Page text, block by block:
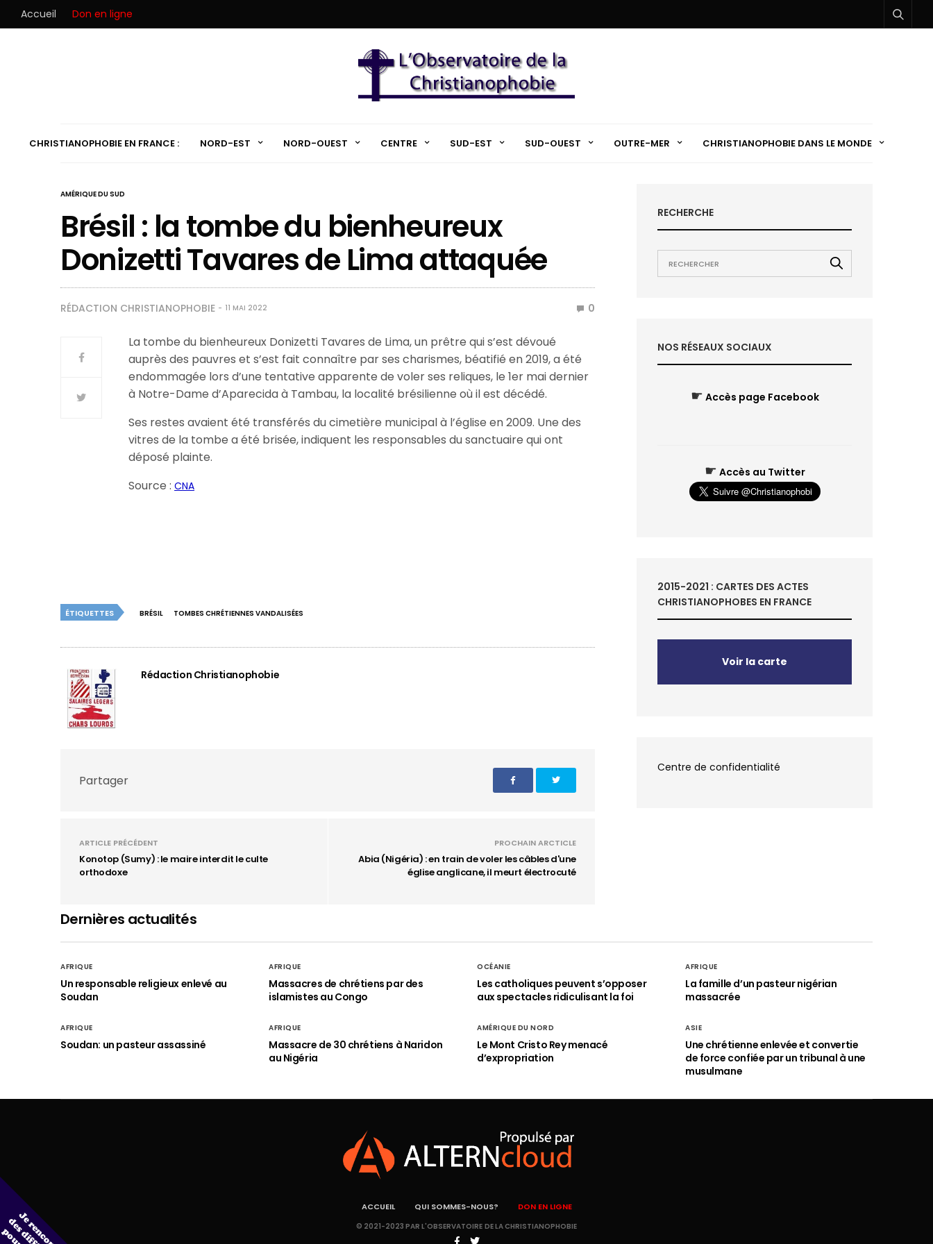
Accueil Don en ligne
CHRISTIANOPHOBIE EN FRANCE : NORD-EST NORD-OUEST CENTRE SUD-EST SUD-OUEST OUTRE-MER CHRISTIANOPHOBIE DANS LE MONDE
AMÉRIQUE DU SUD
Brésil : la tombe du bienheureux
Donizetti Tavares de Lima attaquée
RÉDACTION CHRISTIANOPHOBIE 11 MAI 2022 0
La tombe du bienheureux Donizetti Tavares de Lima, un prêtre qui s’est dévoué
auprès des pauvres et s’est fait connaître par ses charismes, béatifié en 2019, a été
endommagée lors d’une tentative apparente de voler ses reliques, le 1er mai dernier
à Notre-Dame d’Aparecida à Tambau, la localité brésilienne où il est décédé.
Ses restes avaient été transférés du cimetière municipal à l’église en 2009. Une des
vitres de la tombe a été brisée, indiquent les responsables du sanctuaire qui ont
déposé plainte.
Source :CNA
ÉTIQUETTES BRÉSIL TOMBES CHRÉTIENNES VANDALISÉES
Rédaction Christianophobie
Partager
ARTICLE PRÉCÉDENT
Konotop (Sumy) : le maire interdit le culte
orthodoxe
PROCHAIN ARCTICLE
Abia (Nigéria) : en train de voler les câbles d'une
église anglicane, il meurt électrocuté
RECHERCHE
NOS RÉSEAUX SOCIAUX
☛ Accès page Facebook
☛ Accès au Twitter
2015-2021 : CARTES DES ACTES
CHRISTIANOPHOBES EN FRANCE
Voir la carte
Centre de confidentialité
Dernières actualités
AFRIQUE
Un responsable religieux enlevé au
Soudan
AFRIQUE
Massacres de chrétiens par des
islamistes au Congo
OCÉANIE
Les catholiques peuvent s’opposer
aux spectacles ridiculisant la foi
AFRIQUE
La famille d’un pasteur nigérian
massacrée
AFRIQUE
Soudan: un pasteur assassiné
AFRIQUE
Massacre de 30 chrétiens à Naridon
au Nigéria
AMÉRIQUE DU NORD
Le Mont Cristo Rey menacé
d’expropriation
ASIE
Une chrétienne enlevée et convertie
de force confiée par un tribunal à une
musulmane
ACCUEIL QUI SOMMES-NOUS? DON EN LIGNE
© 2021-2023 PAR L'OBSERVATOIRE DE LA CHRISTIANOPHOBIE